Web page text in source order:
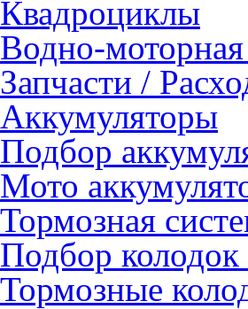
Квадроциклы
Водно-моторная
Запчасти /
Аккумуляторы
Подбор
Мото
Тормозная
Подбор колодок
Тормозные